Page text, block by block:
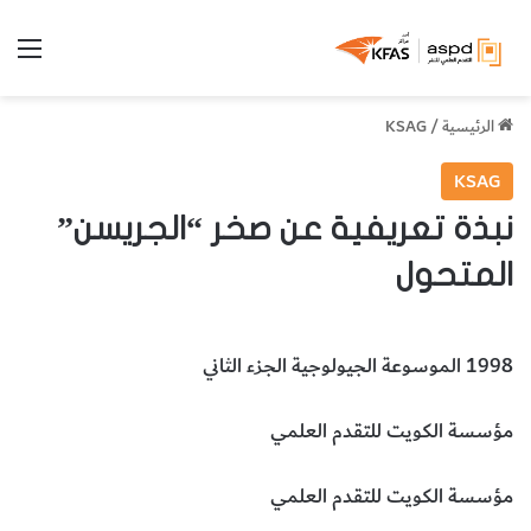
الرئيسية/
KSAG
KSAG
نبذة تعريفية عن صخر “الجريسن”
المتحول
1998 الموسوعة الجيولوجية الجزء الثاني
مؤسسة الكويت للتقدم العلمي
مؤسسة الكويت للتقدم العلمي